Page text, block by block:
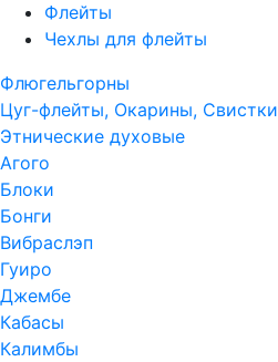
Флейты
Чехлы для флейты
Флюгельгорны
Цуг-флейты, Окарины, Свистки
Этнические духовые
Агого
Блоки
Бонги
Вибраслэп
Гуиро
Джембе
Кабасы
Калимбы